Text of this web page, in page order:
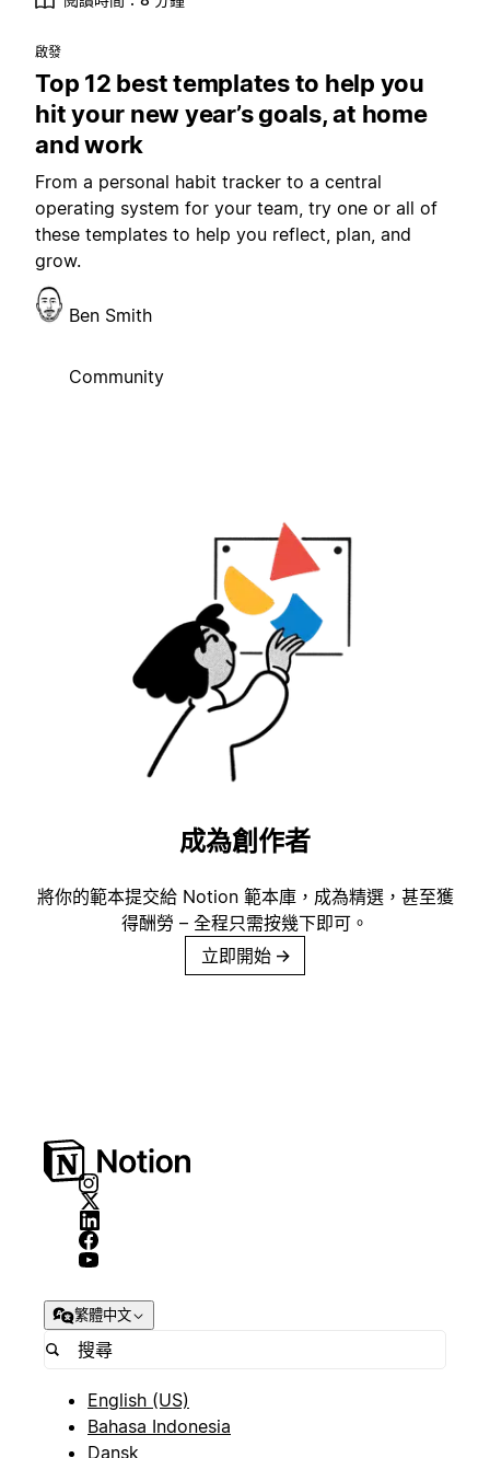
啟發
Top 12 best templates to help you
hit your new year’s goals, at home
and work
From a personal habit tracker to a central
operating system for your team, try one or all of
these templates to help you reflect, plan, and
grow.
Ben Smith
Community
成為創作者
將你的範本提交給 Notion 範本庫，成為精選，甚至獲
得酬勞 – 全程只需按幾下即可。
立即開始 →
繁體中文
English (US)
Bahasa Indonesia
Dansk